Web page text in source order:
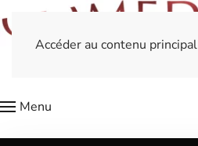
Accéder au contenu principal
Menu